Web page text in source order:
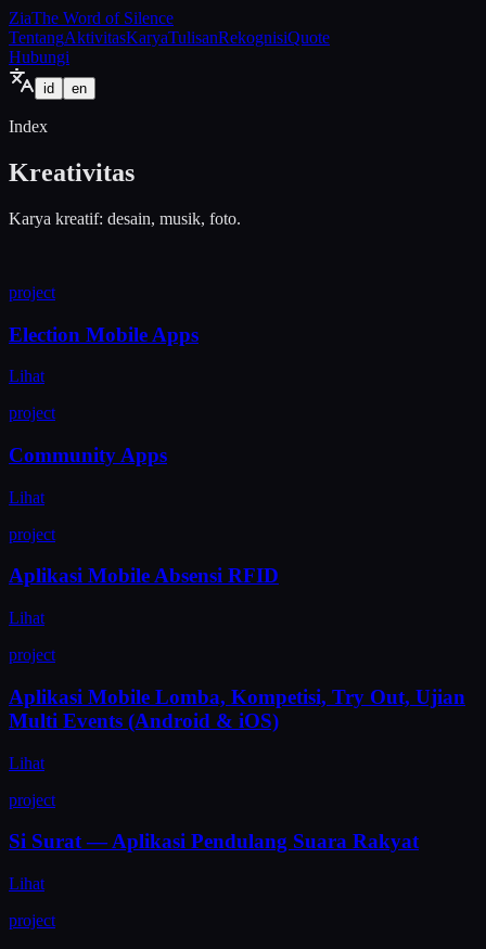
ZiaThe Word of Silence
TentangAktivitasKaryaTulisanRekognisiQuote
Hubungi
id en
Index
Kreativitas
Karya kreatif: desain, musik, foto.
project
Election Mobile Apps
Lihat
project
Community Apps
Lihat
project
Aplikasi Mobile Absensi RFID
Lihat
project
Aplikasi Mobile Lomba, Kompetisi, Try Out, Ujian
Multi Events (Android & iOS)
Lihat
project
Si Surat — Aplikasi Pendulang Suara Rakyat
Lihat
project